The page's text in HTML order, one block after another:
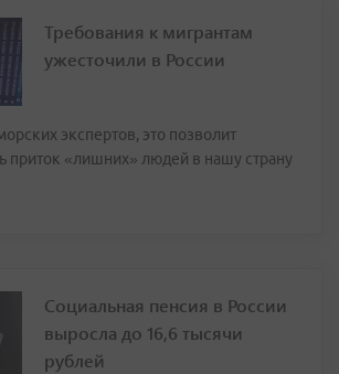
Требования к мигрантам
ужесточили в России
экспертов, это позволит
приток «лишних» людей в нашу страну
Социальная пенсия в России
выросла до 16,6 тысячи
рублей